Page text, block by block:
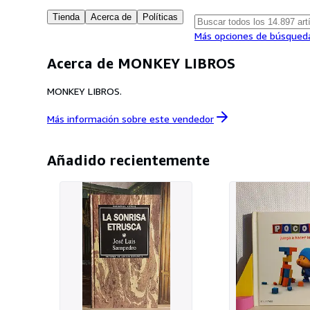
Tienda Acerca de Políticas
Más opciones de
Acerca de MONKEY LIBROS
MONKEY LIBROS.
Más información sobre este vendedor
Añadido recientemente